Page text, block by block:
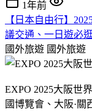
1年前
【日本自由行】
議交通、一日遊必
國外旅遊 國外旅遊
EXPO 2025大阪世
國博覽會、大阪·